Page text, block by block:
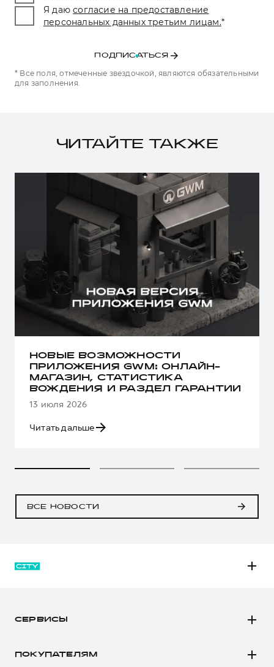
Я даю согласие на предоставление
персональных данных третьим лицам.*
ПОДПИСАТЬСЯ
* Все поля, отмеченные звездочкой, являются обязательными
для заполнения.
ЧИТАЙТЕ ТАКЖЕ
НОВЫЕ ВОЗМОЖНОСТИ
ПРИЛОЖЕНИЯ GWM: ОНЛАЙН-
МАГАЗИН, СТАТИСТИКА
ВОЖДЕНИЯ И РАЗДЕЛ ГАРАНТИИ
13 июля 2026
Читать дальше
ВСЕ НОВОСТИ
СЕРВИСЫ
ПОКУПАТЕЛЯМ